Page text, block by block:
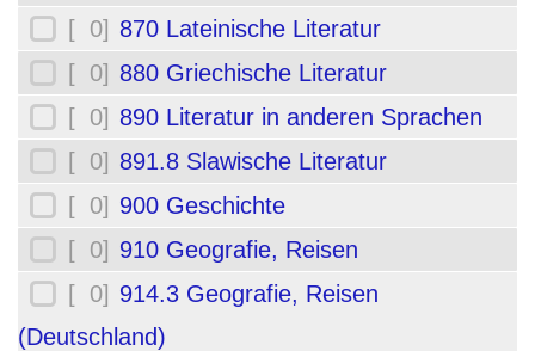
[ 0] 870 Lateinische Literatur
[ 0] 880 Griechische Literatur
[ 0] 890 Literatur in anderen Sprachen
[ 0] 891.8 Slawische Literatur
[ 0] 900 Geschichte
[ 0] 910 Geografie, Reisen
[ 0] 914.3 Geografie, Reisen
(Deutschland)